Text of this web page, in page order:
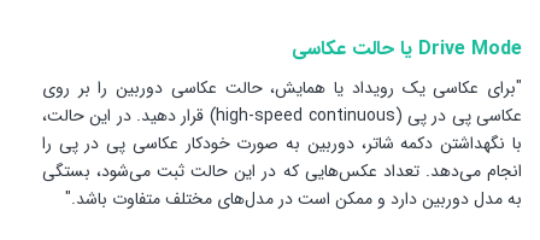
Drive Mode یا حالت عکاسی
"برای عکاسی یک رویداد یا همایش، حالت عکاسی دوربین را بر روی
عکاسی پی در پی (high-speed continuous) قرار دهید. در این حالت،
با نگهداشتن دکمه شاتر، دوربین به صورت خودکار عکاسی پی در پی را
انجام می‌دهد. تعداد عکس‌هایی که در این حالت ثبت می‌شود، بستگی
به مدل دوربین دارد و ممکن است در مدل‌های مختلف متفاوت باشد."